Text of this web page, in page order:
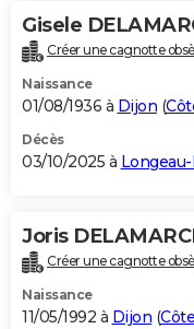
Gisele
Créer une cagnotte
Naissance
01/08/1936 à Dijon (
Décès
03/10/2025 à
Joris
Créer une cagnotte
Naissance
11/05/1992 à Dijon (